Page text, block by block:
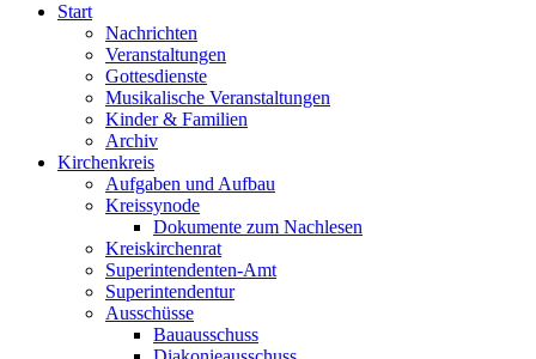
Start
Nachrichten
Veranstaltungen
Gottesdienste
Musikalische Veranstaltungen
Kinder & Familien
Archiv
Kirchenkreis
Aufgaben und Aufbau
Kreissynode
Dokumente zum Nachlesen
Kreiskirchenrat
Superintendenten-Amt
Superintendentur
Ausschüsse
Bauausschuss